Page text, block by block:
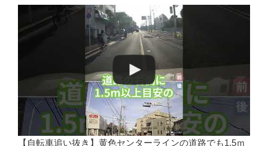
【自転車追い抜き】黄色センターラインの道路でも1.5ｍ